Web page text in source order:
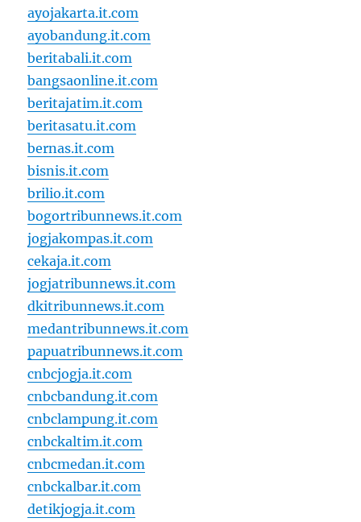
ayojakarta.it.com
ayobandung.it.com
beritabali.it.com
bangsaonline.it.com
beritajatim.it.com
beritasatu.it.com
bernas.it.com
bisnis.it.com
brilio.it.com
bogortribunnews.it.com
jogjakompas.it.com
cekaja.it.com
jogjatribunnews.it.com
dkitribunnews.it.com
medantribunnews.it.com
papuatribunnews.it.com
cnbcjogja.it.com
cnbcbandung.it.com
cnbclampung.it.com
cnbckaltim.it.com
cnbcmedan.it.com
cnbckalbar.it.com
detikjogja.it.com